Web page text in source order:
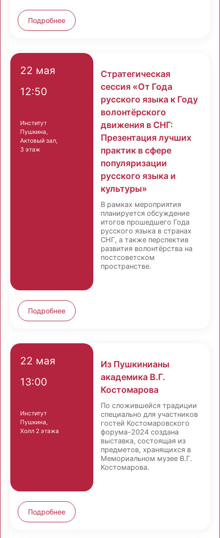
Подробнее
22 мая
12:50
Институт
Пушкина,
Актовый зал,
3 этаж
Стратегическая
сессия «От Года
русского языка к Году
волонтёрского
движения в СНГ:
Презентация лучших
практик в сфере
популяризации
русского языка и
культуры»
В рамках мероприятия
планируется обсуждение
итогов прошедшего Года
русского языка в странах
СНГ, а также перспектив
развития волонтёрства на
постсоветском
пространстве.
Подробнее
22 мая
13:00
Институт
Пушкина,
Холл 2 этажа
Из Пушкинианы
академика В.Г.
Костомарова
По сложившейся традиции
специально для участников
гостей Костомаровского
форума-2024 создана
выставка, состоящая из
предметов, хранящихся в
Мемориальном музее В.Г.
Костомарова.
Подробнее